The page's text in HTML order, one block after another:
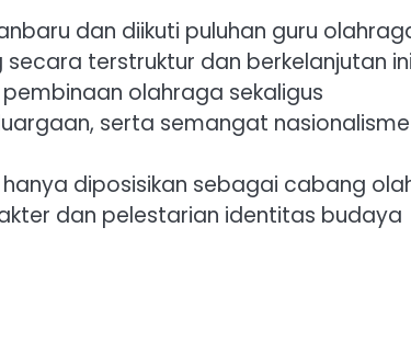
dan diikuti puluhan guru
terstruktur dan berkelanjutan
olahraga sekaligus
serta semangat nasionalisme
diposisikan sebagai cabang
dan pelestarian identitas budaya